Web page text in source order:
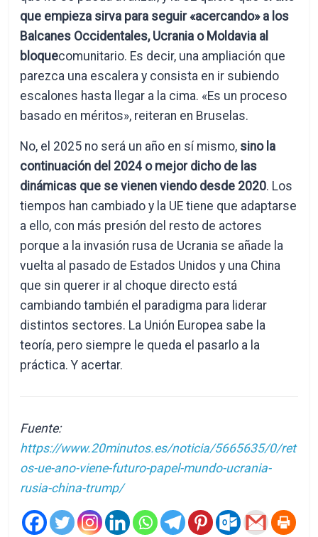
que empieza sirva para seguir «acercando» a los
Balcanes Occidentales, Ucrania o Moldavia al
bloquecomunitario. Es decir, una ampliación que
parezca una escalera y consista en ir subiendo
escalones hasta llegar a la cima. «Es un proceso
basado en méritos», reiteran en Bruselas.
No, el 2025 no será un año en sí mismo, sino la
continuación del 2024 o mejor dicho de las
dinámicas que se vienen viendo desde 2020. Los
tiempos han cambiado y la UE tiene que adaptarse
a ello, con más presión del resto de actores
porque a la invasión rusa de Ucrania se añade la
vuelta al pasado de Estados Unidos y una China
que sin querer ir al choque directo está
cambiando también el paradigma para liderar
distintos sectores. La Unión Europea sabe la
teoría, pero siempre le queda el pasarlo a la
práctica. Y acertar.
Fuente:
https://www.20minutos.es/noticia/5665635/0/ret
os-ue-ano-viene-futuro-papel-mundo-ucrania-
rusia-china-trump/